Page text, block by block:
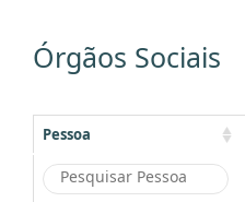
Órgãos Sociais
Pessoa